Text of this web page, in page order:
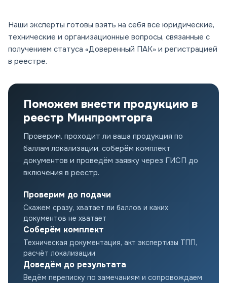
Наши эксперты готовы взять на себя все юридические,
технические и организационные вопросы, связанные с
получением статуса «Доверенный ПАК» и регистрацией
в реестре.
Поможем внести продукцию в
реестр Минпромторга
Проверим, проходит ли ваша продукция по
баллам локализации, соберём комплект
документов и проведём заявку через ГИСП до
включения в реестр.
Проверим до подачи
Скажем сразу, хватает ли баллов и каких
документов не хватает
Соберём комплект
Техническая документация, акт экспертизы ТПП,
расчёт локализации
Доведём до результата
Ведём переписку по замечаниям и сопровождаем